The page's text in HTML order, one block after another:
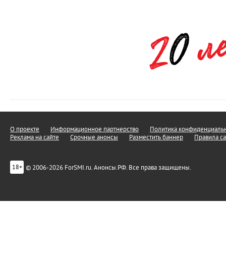
О проекте Информационное партнерство
Политика
Реклама на сайте
Срочные анонсы Разместить баннер Правила
18+ © 2006-2026 ForSMI.ru. Анонсы.РФ. Все права защищены.